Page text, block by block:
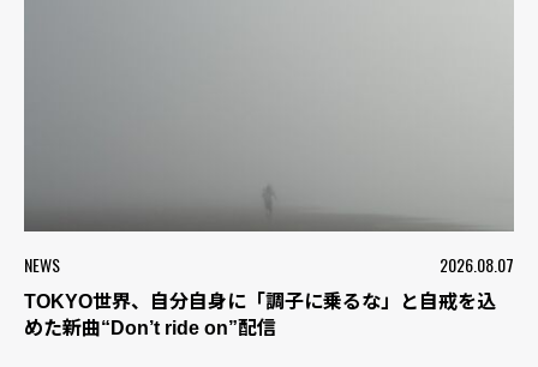
NEWS 2026.08.07
TOKYO世界、自分自身に「調子に乗るな」と自戒を込
めた新曲“Don’t ride on”配信